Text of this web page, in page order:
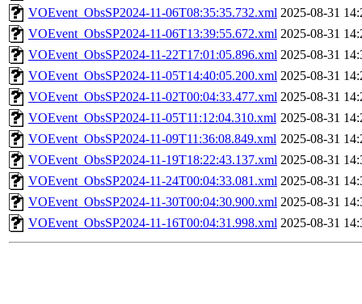
VOEvent_ObsSP2024-11-06T08:35:35.732.xml 2025-08-31
VOEvent_ObsSP2024-11-06T13:39:55.672.xml 2025-08-31
VOEvent_ObsSP2024-11-22T17:01:05.896.xml 2025-08-31
VOEvent_ObsSP2024-11-05T14:40:05.200.xml 2025-08-31
VOEvent_ObsSP2024-11-02T00:04:33.477.xml 2025-08-31
VOEvent_ObsSP2024-11-05T11:12:04.310.xml 2025-08-31
VOEvent_ObsSP2024-11-09T11:36:08.849.xml 2025-08-31
VOEvent_ObsSP2024-11-19T18:22:43.137.xml 2025-08-31
VOEvent_ObsSP2024-11-24T00:04:33.081.xml 2025-08-31
VOEvent_ObsSP2024-11-30T00:04:30.900.xml 2025-08-31
VOEvent_ObsSP2024-11-16T00:04:31.998.xml 2025-08-31